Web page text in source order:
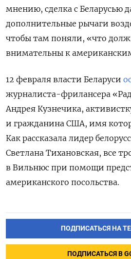
мнению, сделка с Беларусью
дополнительные рычаги
чтобы там поняли, «что
внимательны к
12 февраля власти Беларуси
журналиста-фрилансера
Андрея Кузнечика,
и гражданина США, имя
Как рассказала лидер
Светлана Тихановская, все
в Вильнюс при помощи
американского посольства.
ПОДПИСАТЬСЯ НА
ПОДПИСАТЬСЯ В